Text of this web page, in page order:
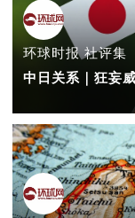
环球时报 社评集
中日关系｜狂妄